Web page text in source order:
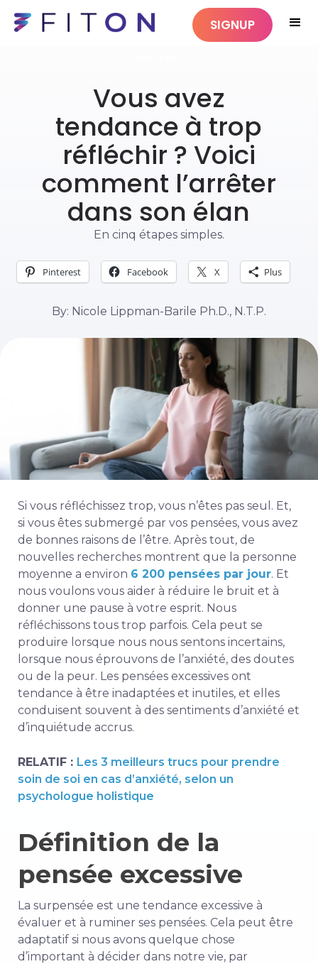
SIGNUP
Vous avez
tendance à trop
réfléchir ? Voici
comment l’arrêter
dans son élan
En cinq étapes simples.
Pinterest Facebook X Plus
By: Nicole Lippman-Barile Ph.D., N.T.P.
Si vous réfléchissez trop, vous n’êtes pas seul. Et,
si vous êtes submergé par vos pensées, vous avez
de bonnes raisons de l’être. Après tout, de
nouvelles recherches montrent que la personne
moyenne a environ 6 200 pensées par jour. Et
nous voulons vous aider à réduire le bruit et à
donner une pause à votre esprit. Nous
réfléchissons tous trop parfois. Cela peut se
produire lorsque nous nous sentons incertains,
lorsque nous éprouvons de l’anxiété, des doutes
ou de la peur. Les pensées excessives ont
tendance à être inadaptées et inutiles, et elles
conduisent souvent à des sentiments d’anxiété et
d’inquiétude accrus.
RELATIF : Les 3 meilleurs trucs pour prendre
soin de soi en cas d’anxiété, selon un
psychologue holistique
Définition de la
pensée excessive
La surpensée est une tendance excessive à
évaluer et à ruminer ses pensées. Cela peut être
adaptatif si nous avons quelque chose
d’important à décider dans notre vie, par